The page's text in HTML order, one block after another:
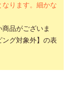
ります。細かな
品がございま
グ対象外】の表